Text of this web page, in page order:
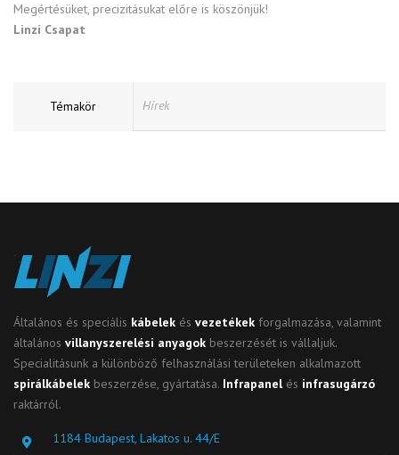
Megértésüket, precizitásukat előre is köszönjük!
Linzi Csapat
Témakör Hírek
Általános és speciális kábelek és vezetékek forgalmazása, valamint
általános villanyszerelési anyagok beszerzését is vállaljuk.
Specialitásunk a különböző felhasználási területeken alkalmazott
spirálkábelek beszerzése, gyártatása. Infrapanel és infrasugárzó
raktárról.
1184 Budapest, Lakatos u. 44/E